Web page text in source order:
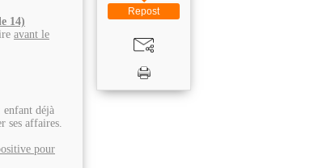
14)
avant le
enfant déjà
ses affaires.
pour
Repost